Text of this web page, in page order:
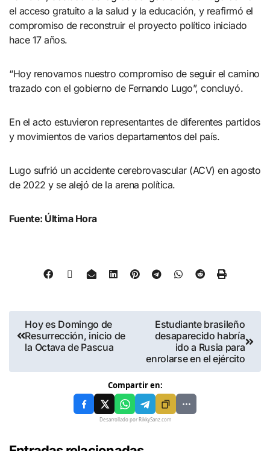
el acceso gratuito a la salud y la educación, y reafirmó el
compromiso de reconstruir el proyecto político iniciado
hace 17 años.
“Hoy renovamos nuestro compromiso de seguir el camino
trazado con el gobierno de Fernando Lugo”, concluyó.
En el acto estuvieron representantes de diferentes partidos
y movimientos de varios departamentos del país.
Lugo sufrió un accidente cerebrovascular (ACV) en agosto
de 2022 y se alejó de la arena política.
Fuente: Última Hora
Hoy es Domingo de
Resurrección, inicio de
la Octava de Pascua
Estudiante brasileño
desaparecido habría
ido a Rusia para
enrolarse en el ejército
Compartir en:
Desarrollado por RikkySanz.com